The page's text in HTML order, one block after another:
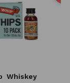
Whiskey